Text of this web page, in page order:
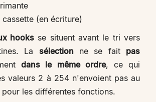
(en écriture)
hooks se situent avant le tri vers
La sélectionne se fait pas
dans le même ordre, ce qui
valeurs 2 à 254 n'envoient pas au
les différentes fonctions.